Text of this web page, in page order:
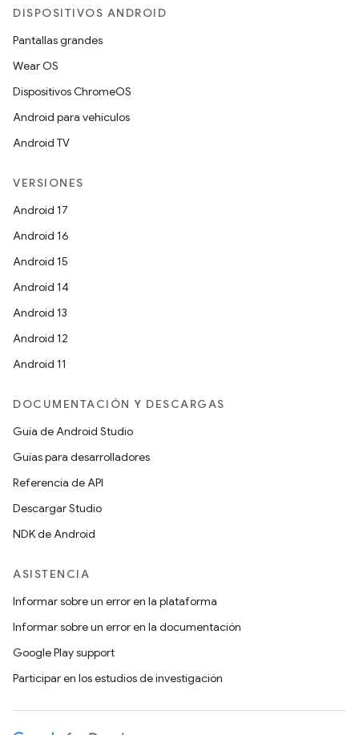
DISPOSITIVOS ANDROID
Pantallas grandes
Wear OS
Dispositivos ChromeOS
Android para vehículos
Android TV
VERSIONES
Android 17
Android 16
Android 15
Android 14
Android 13
Android 12
Android 11
DOCUMENTACIÓN Y DESCARGAS
Guía de Android Studio
Guías para desarrolladores
Referencia de API
Descargar Studio
NDK de Android
ASISTENCIA
Informar sobre un error en la plataforma
Informar sobre un error en la documentación
Google Play support
Participar en los estudios de investigación